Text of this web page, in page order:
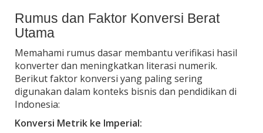
Rumus dan Faktor Konversi Berat
Utama
Memahami rumus dasar membantu verifikasi hasil
konverter dan meningkatkan literasi numerik.
Berikut faktor konversi yang paling sering
digunakan dalam konteks bisnis dan pendidikan di
Indonesia:
Konversi Metrik ke Imperial: